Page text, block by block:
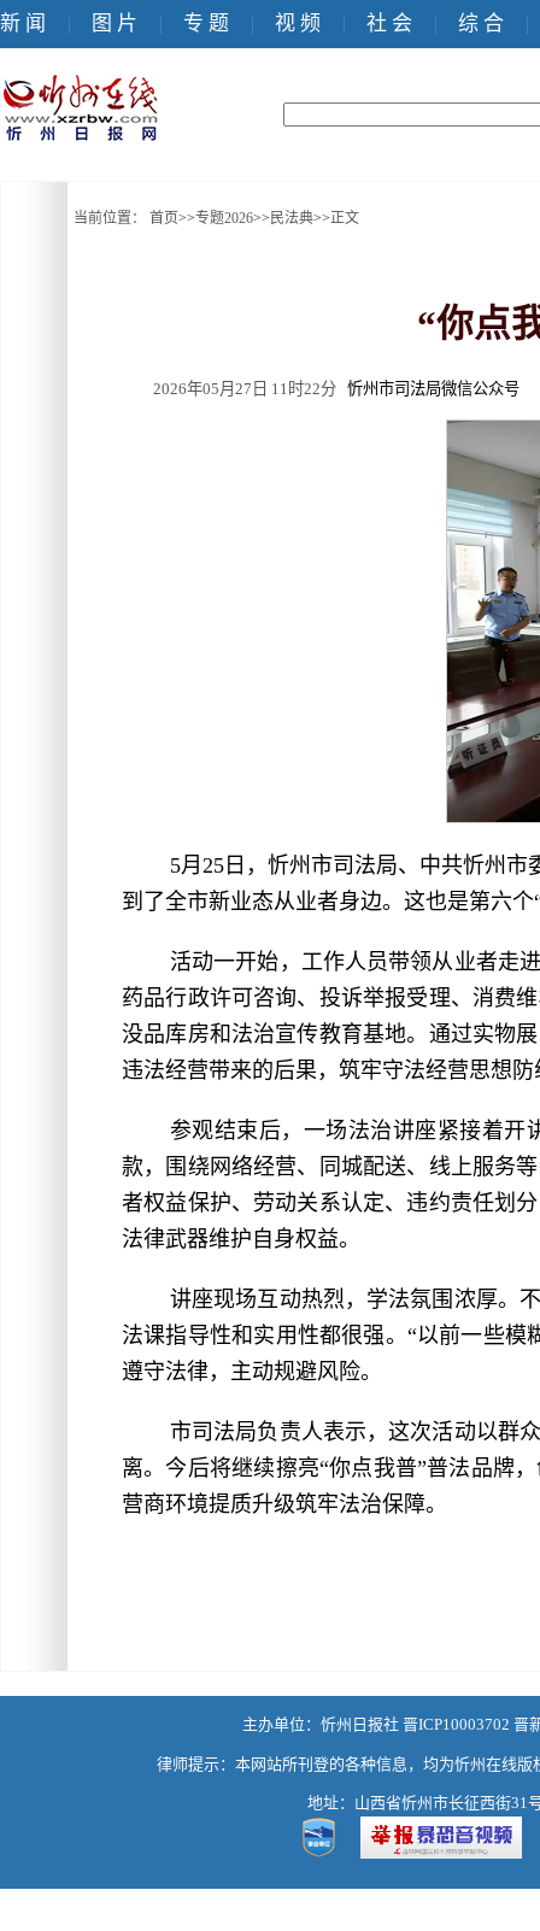
新 闻 | 图 片 | 专 题 | 视 频 | 社 会 | 综 合 |
当前位置： 首页>>专题2026>> 民法典>>正文
“你点
2026年05月27日 11时22分 忻州市司法局微信公众号
5月25日，忻州市司法局、中共忻州市
到了全市新业态从业者身边。这也是第六
活动一开始，工作人员带领从业者走
药品行政许可咨询、投诉举报受理、消费
没品库房和法治宣传教育基地。通过实物
违法经营带来的后果，筑牢守法经营思想防
参观结束后，一场法治讲座紧接着开
款，围绕网络经营、同城配送、线上服务
者权益保护、劳动关系认定、违约责任划
法律武器维护自身权益。
讲座现场互动热烈，学法氛围浓厚。
法课指导性和实用性都很强。“以前一些
遵守法律，主动规避风险。
市司法局负责人表示，这次活动以群
离。今后将继续擦亮“你点我普”普法品牌
营商环境提质升级筑牢法治保障。
主办单位：忻州日报社 晋ICP10003702 晋
律师提示：本网站所刊登的各种信息，均为忻州在线
地址：山西省忻州市长征西街31